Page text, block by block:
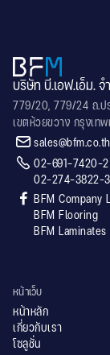
บริษัท บี.เอฟ.เอ็ม. จ
779/20, 779/24 ถ.ป
เขตห้วยขวาง กรุงเท
 sales@bfm.co.th
 02-691-7420-2
02-274-3822-3

BFM Company
BFM Flooring
BFM Laminates
หน้าเว็บ
หน้าหลัก
เกี่ยวกับเรา
โซลูชั่น